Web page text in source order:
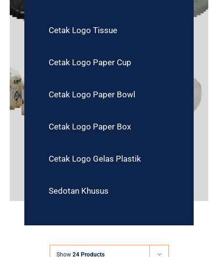
Cetak Logo Tissue
Cetak Logo Paper Cup
Cetak Logo Paper Bowl
Cetak Logo Paper Box
Cetak Logo Gelas Plastik
Sedotan Khusus
Show 24 Products